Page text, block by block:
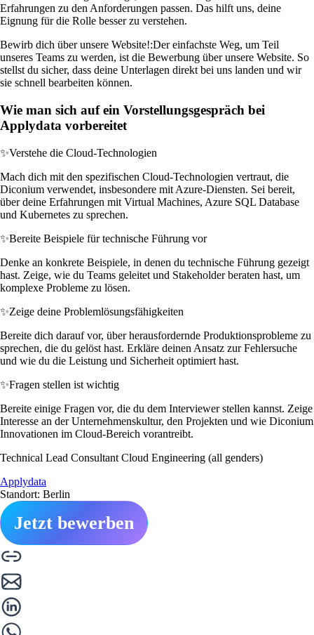
Erfahrungen zu den Anforderungen passen. Das hilft uns, deine
Eignung für die Rolle besser zu verstehen.
Bewirb dich über unsere Website!:Der einfachste Weg, um Teil
unseres Teams zu werden, ist die Bewerbung über unsere Website. So
stellst du sicher, dass deine Unterlagen direkt bei uns landen und wir
sie schnell bearbeiten können.
Wie man sich auf ein Vorstellungsgespräch bei
Applydata vorbereitet
✨Verstehe die Cloud-Technologien
Mach dich mit den spezifischen Cloud-Technologien vertraut, die
Diconium verwendet, insbesondere mit Azure-Diensten. Sei bereit,
über deine Erfahrungen mit Virtual Machines, Azure SQL Database
und Kubernetes zu sprechen.
✨Bereite Beispiele für technische Führung vor
Denke an konkrete Beispiele, in denen du technische Führung gezeigt
hast. Zeige, wie du Teams geleitet und Stakeholder beraten hast, um
komplexe Probleme zu lösen.
✨Zeige deine Problemlösungsfähigkeiten
Bereite dich darauf vor, über herausfordernde Produktionsprobleme zu
sprechen, die du gelöst hast. Erkläre deinen Ansatz zur Fehlersuche
und wie du die Leistung und Sicherheit optimiert hast.
✨Fragen stellen ist wichtig
Bereite einige Fragen vor, die du dem Interviewer stellen kannst. Zeige
Interesse an der Unternehmenskultur, den Projekten und wie Diconium
Innovationen im Cloud-Bereich vorantreibt.
Technical Lead Consultant Cloud Engineering (all genders)
Applydata
Standort: Berlin
Jetzt bewerben